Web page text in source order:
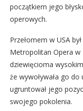
początkiem jego
operowych.
Przełomem w USA
Metropolitan Opera w
dziewięcioma
że wywoływała go
ugruntował jego
swojego pokolenia.